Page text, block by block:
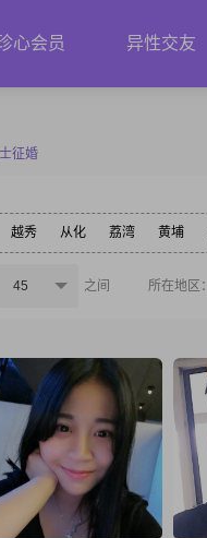
心会员 异性交友
征婚
越秀 从化 荔湾 黄埔
45 之间 所在地区：